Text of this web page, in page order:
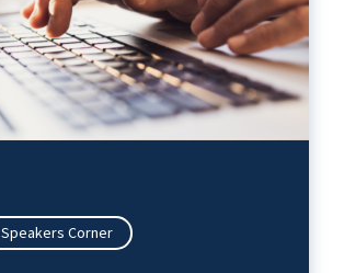
Speakers Corner